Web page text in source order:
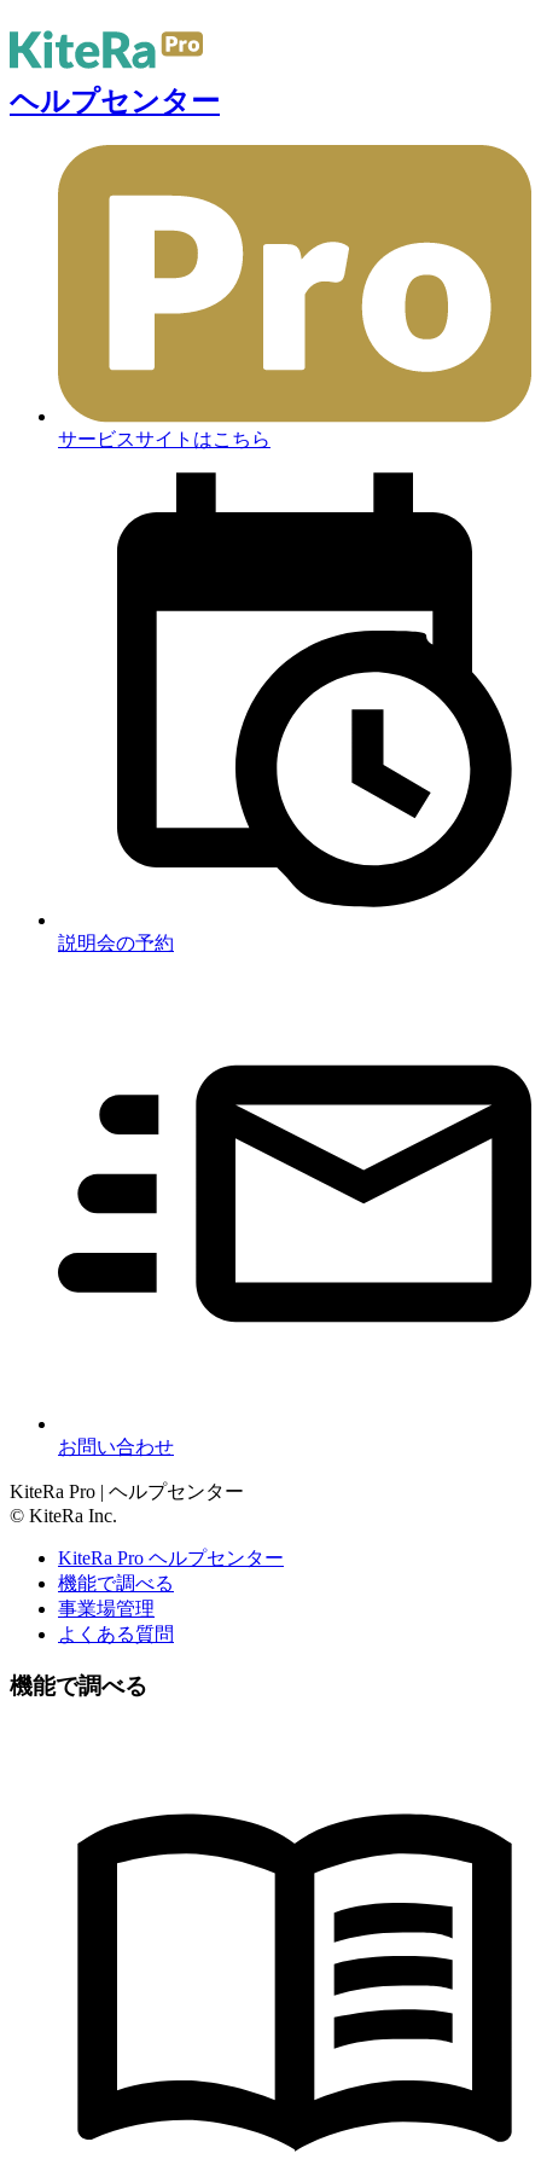
ヘルプセンター
サービスサイトはこちら
説明会の予約
お問い合わせ
KiteRa Pro | ヘルプセンター
© KiteRa Inc.
KiteRa Pro ヘルプセンター
機能で調べる
事業場管理
よくある質問
機能で調べる